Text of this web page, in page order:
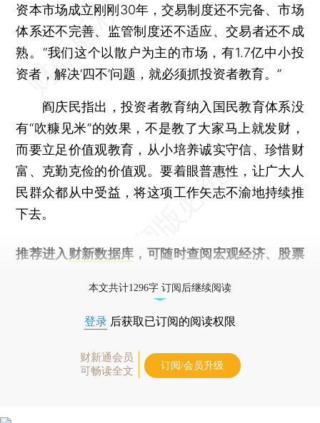
资本市场成立刚刚30年，交易制度还不完备、市场
体系还不完善、监管制度还不适应、交易者还不成
熟。“我们这个以散户为主的市场，有1.7亿中小投
资者，解决‘四不’问题，就必须抓投资者教育。”
阎庆民指出，投资者教育纳入国民教育体系没
有“吹糠见米”的效果，不是教了大家马上就发财，
而要立足价值观教育，从小培养诚实守信、珍惜财
富、克勤克俭的价值观。要着眼普惠性，让广大人
民群众都从中受益，将这项工作矢志不渝地持续推
下去。
推荐进入 财新数据库 ，可随时查阅宏观经济、股票
本文共计1296字 订阅后继续阅读
登录 后获取已订阅的阅读权限
财新通会员
可畅读全文
订阅/会员升级